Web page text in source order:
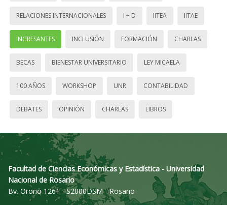
RELACIONES INTERNACIONALES I + D IITEA IITAE
INGRESANTES INCLUSIÓN FORMACIÓN CHARLAS
BECAS BIENESTAR UNIVERSITARIO LEY MICAELA
100 AÑOS WORKSHOP UNR CONTABILIDAD
DEBATES OPINIÓN CHARLAS LIBROS
Facultad de Ciencias Económicas y Estadística - Universidad
Nacional de Rosario
Bv. Oroño 1261 - S2000DSM - Rosario